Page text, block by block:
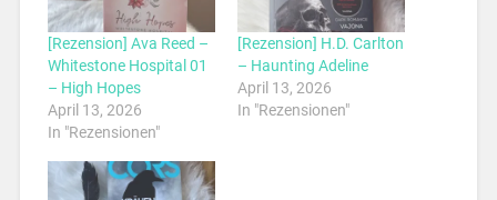
[Rezension] Ava Reed –
Whitestone Hospital 01
– High Hopes
April 13, 2026
In "Rezensionen"
[Rezension] H.D. Carlton
– Haunting Adeline
April 13, 2026
In "Rezensionen"